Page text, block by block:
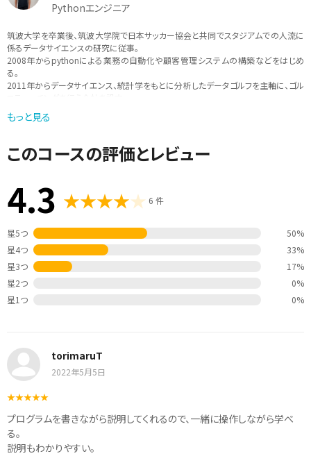
Pythonエンジニア
筑波大学を卒業後、筑波大学院で日本サッカー協会と共同でスタジアムでの人流に
係るデータサイエンスの研究に従事。
2008年からpythonによる業務の自動化や顧客管理システムの構築などをはじめ
る。
2011年からデータサイエンス、統計学をもとに分析したデータゴルフを主軸に、ゴル
データをもとにしたスポーツのティーチングを行いながら、現在は、pythonを中心
に、「実際に現場で使えるような学びを提供」をモットーに講師活動も行っている。
もっと見る
このコースの評価とレビュー
4.3 6 件
星5つ
50%
星4つ
33%
星3つ
17%
星2つ
0%
星1つ
0%
torimaruT
2022年5月5日
プログラムを書きながら説明してくれるので、一緒に操作しながら学べ
る。
説明もわかりやすい。